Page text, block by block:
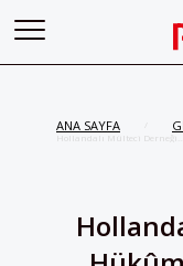
ANA SAYFA
Hollandalı Mülteci Derneği